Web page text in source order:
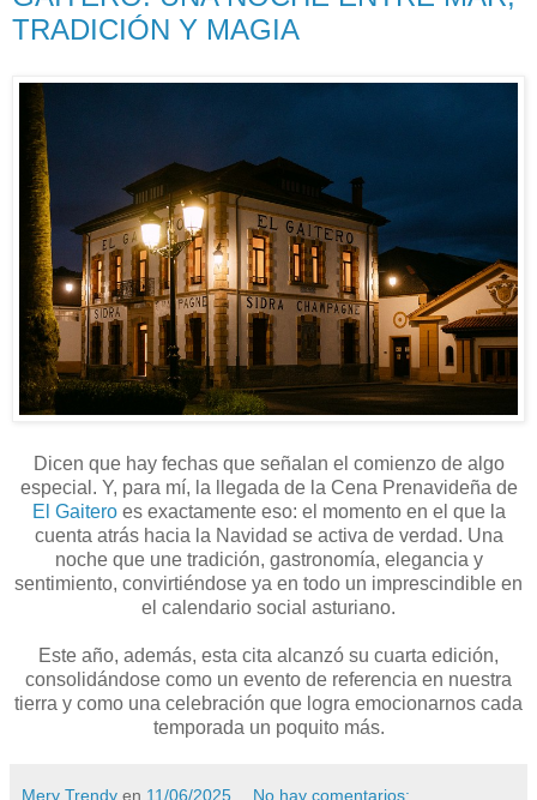
TRADICIÓN Y MAGIA
Dicen que hay fechas que señalan el comienzo de algo
especial. Y, para mí, la llegada de la Cena Prenavideña de
El Gaiteroes exactamente eso: el momento en el que la
cuenta atrás hacia la Navidad se activa de verdad. Una
noche que une tradición, gastronomía, elegancia y
sentimiento, convirtiéndose ya en todo un imprescindible en
el calendario social asturiano.
Este año, además, esta cita alcanzó su cuarta edición,
consolidándose como un evento de referencia en nuestra
tierra y como una celebración que logra emocionarnos cada
temporada un poquito más.
Mery Trendy en 11/06/2025 No hay comentarios: